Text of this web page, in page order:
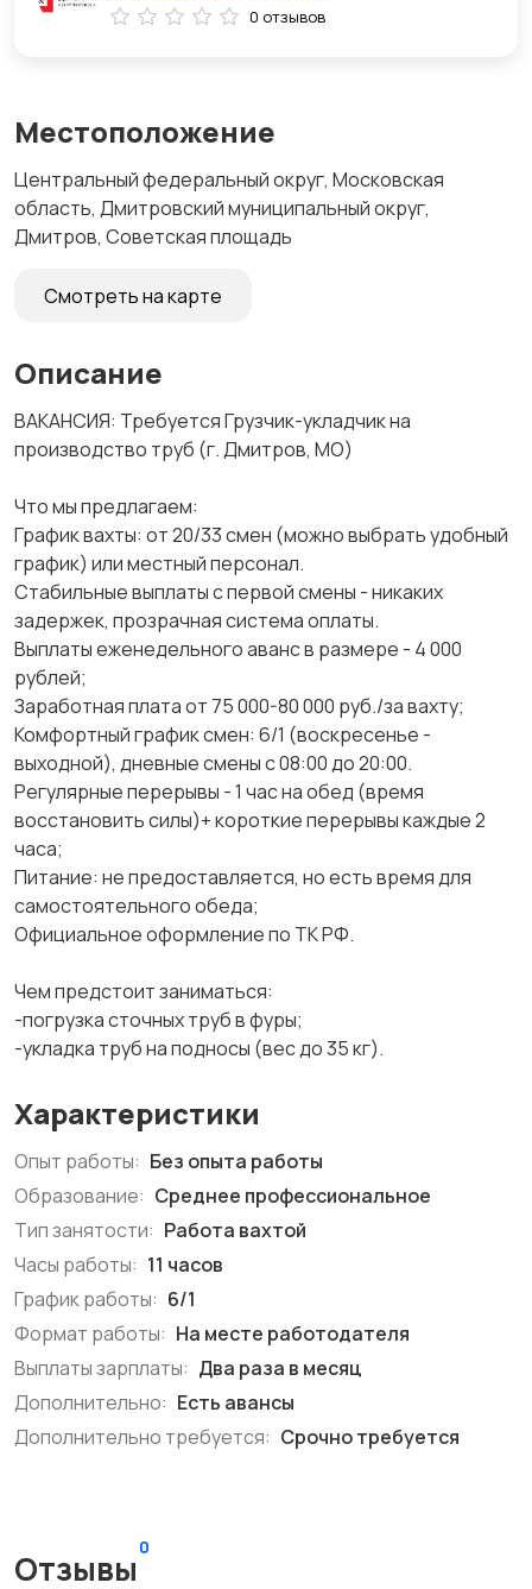
Местоположение
Центральный федеральный округ, Московская
область, Дмитровский муниципальный округ,
Дмитров, Советская площадь
Смотреть на карте
Описание
ВАКАНСИЯ: Требуется Грузчик-укладчик на
производство труб (г. Дмитров, МО)
Что мы предлагаем:
График вахты: от 20/33 смен (можно выбрать удобный
график) или местный персонал.
Стабильные выплаты с первой смены - никаких
задержек, прозрачная система оплаты.
Выплаты еженедельного аванс в размере - 4 000
рублей;
Заработная плата от 75 000-80 000 руб./за вахту;
Комфортный график смен: 6/1 (воскресенье -
выходной), дневные смены с 08:00 до 20:00.
Регулярные перерывы - 1 час на обед (время
восстановить силы)+ короткие перерывы каждые 2
часа;
Питание: не предоставляется, но есть время для
самостоятельного обеда;
Официальное оформление по ТК РФ.
Чем предстоит заниматься:
-погрузка сточных труб в фуры;
-укладка труб на подносы (вес до 35 кг).
Характеристики
Опыт работы: Без опыта работы
Образование: Среднее профессиональное
Тип занятости: Работа вахтой
Часы работы: 11 часов
График работы: 6/1
Формат работы: На месте работодателя
Выплаты зарплаты: Два раза в месяц
Дополнительно: Есть авансы
Дополнительно требуется: Срочно требуется
Отзывы
0
0 отзывов